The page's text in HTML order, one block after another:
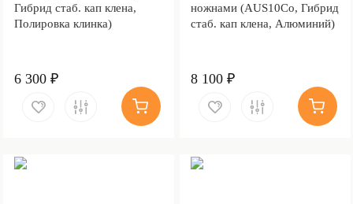
Гибрид стаб. кап клена,
Полировка клинка)
6 300 ₽
ножнами (AUS10Co, Гибрид
стаб. кап клена, Алюминий)
8 100 ₽